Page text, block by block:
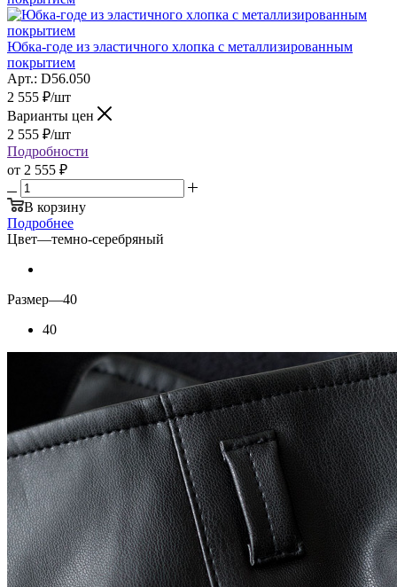
Юбка-годе из эластичного хлопка с металлизированным
покрытием
Арт.: D56.050
2 555 ₽/шт
Варианты цен
2 555 ₽/шт
Подробности
от 2 555 ₽
В корзину
Подробнее
Цвет—темно-серебряный
Размер—40
40